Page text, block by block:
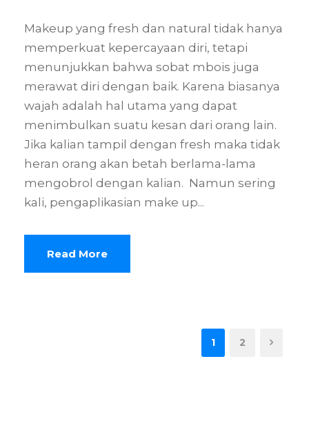
Makeup yang fresh dan natural tidak hanya
memperkuat kepercayaan diri, tetapi
menunjukkan bahwa sobat mbois juga
merawat diri dengan baik. Karena biasanya
wajah adalah hal utama yang dapat
menimbulkan suatu kesan dari orang lain.
Jika kalian tampil dengan fresh maka tidak
heran orang akan betah berlama-lama
mengobrol dengan kalian. Namun sering
kali, pengaplikasian make up...
Read More
1 2